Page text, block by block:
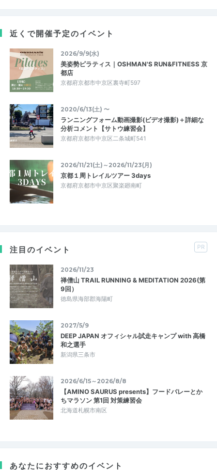
近くで開催予定のイベント
2026/9/9(水)
美姿勢ピラティス｜OSHMAN'S RUN&FITNESS 京
都店
京都府京都市中京区裏寺町597
2020/6/13(土) 〜
ランニングフォーム動画撮影(ビデオ撮影)＋詳細な
分析コメント【サトウ練習会】
京都府京都市中京区二条城町541
2026/11/21(土)～2026/11/23(月)
京都１周トレイルツアー 3days
京都府京都市中京区聚楽廻南町
注目のイベント PR
2026/11/23
禅僧山 TRAIL RUNNING & MEDITATION 2026(第
9回）
徳島県海部郡海陽町
2027/5/9
DEEP JAPAN オフィシャル試走キャンプ with 高橋
和之選手
新潟県三条市
2026/6/15～2026/8/8
【AMINO SAURUS presents】フードバレーとか
ちマラソン 第1回 対策練習会
北海道札幌市南区
あなたにおすすめのイベント